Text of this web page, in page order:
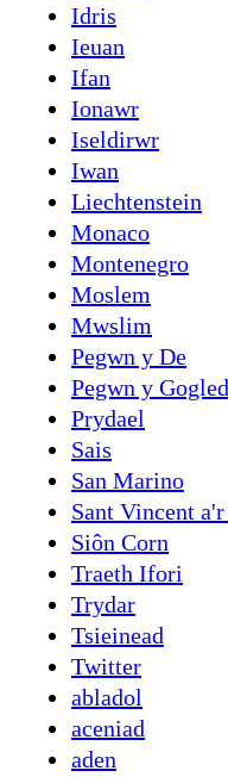
Idris
Ieuan
Ifan
Ionawr
Iseldirwr
Iwan
Liechtenstein
Monaco
Montenegro
Moslem
Mwslim
Pegwn y De
Pegwn y
Prydael
Sais
San Marino
Sant Vincent
Siôn Corn
Traeth Ifori
Trydar
Tsieinead
Twitter
abladol
aceniad
aden